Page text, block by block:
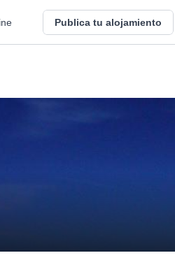
Publica tu alojamiento